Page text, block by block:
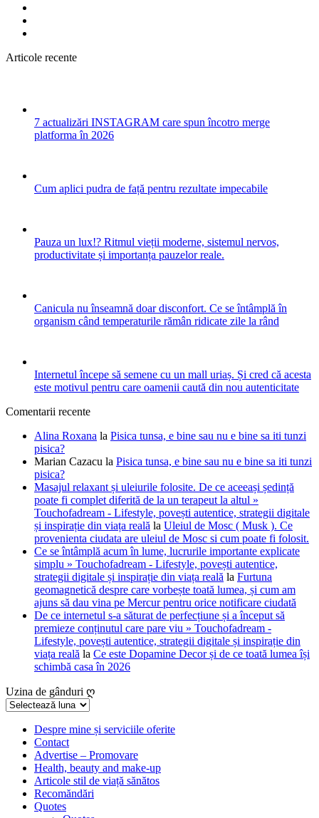
Articole recente
7 actualizări INSTAGRAM care spun încotro merge
platforma în 2026
Cum aplici pudra de față pentru rezultate impecabile
Pauza un lux!? Ritmul vieții moderne, sistemul nervos,
productivitate și importanța pauzelor reale.
Canicula nu înseamnă doar disconfort. Ce se întâmplă în
organism când temperaturile rămân ridicate zile la rând
Internetul începe să semene cu un mall uriaș. Și cred că acesta
este motivul pentru care oamenii caută din nou autenticitate
Comentarii recente
Alina Roxana la Pisica tunsa, e bine sau nu e bine sa iti tunzi
pisica?
Marian Cazacu la Pisica tunsa, e bine sau nu e bine sa iti tunzi
pisica?
Masajul relaxant și uleiurile folosite. De ce aceeași ședință
poate fi complet diferită de la un terapeut la altul »
Touchofadream - Lifestyle, povești autentice, strategii digitale
și inspirație din viața reală la Uleiul de Mosc ( Musk ). Ce
provenienta ciudata are uleiul de Mosc si cum poate fi folosit.
Ce se întâmplă acum în lume, lucrurile importante explicate
simplu » Touchofadream - Lifestyle, povești autentice,
strategii digitale și inspirație din viața reală la Furtuna
geomagnetică despre care vorbește toată lumea, și cum am
ajuns să dau vina pe Mercur pentru orice notificare ciudată
De ce internetul s-a săturat de perfecțiune și a început să
premieze conținutul care pare viu » Touchofadream -
Lifestyle, povești autentice, strategii digitale și inspirație din
viața reală la Ce este Dopamine Decor și de ce toată lumea își
schimbă casa în 2026
Uzina de gânduri ღ
Uzina
gânduriDespre mine și serviciile oferite
Contact
Advertise – Promovare
Health, beauty and make-up
Articole stil de viață sănătos
Recomăndări
Quotes